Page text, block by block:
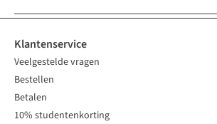
Klantenservice
Veelgestelde vragen
Bestellen
Betalen
10% studentenkorting